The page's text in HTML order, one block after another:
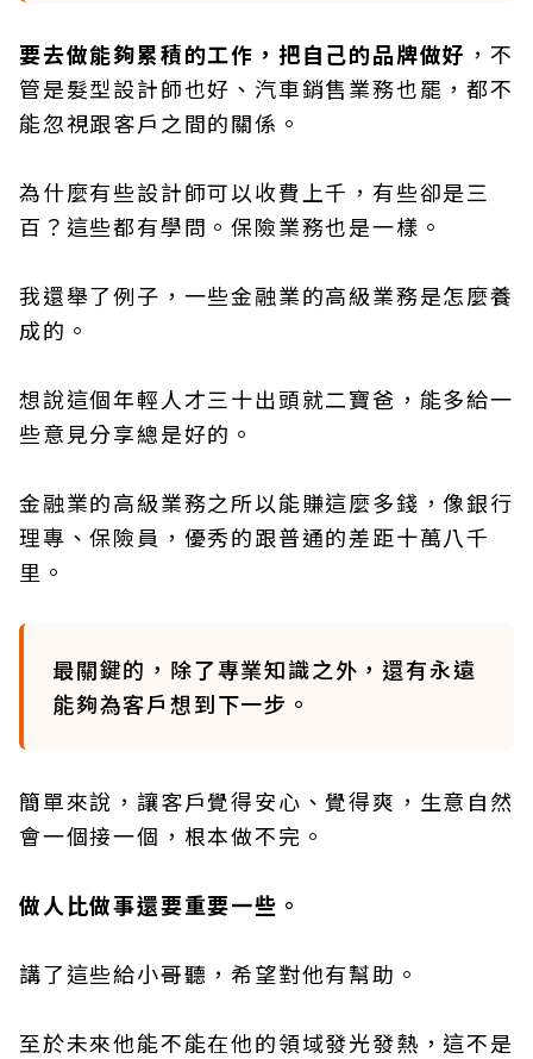
要去做能夠累積的工作，把自己的品牌做好 ，不
管是髮型設計師也好、汽車銷售業務也罷，都不
能忽視跟客戶之間的關係。
為什麼有些設計師可以收費上千，有些卻是三
百？這些都有學問。保險業務也是一樣。
我還舉了例子，一些金融業的高級業務是怎麼養
成的。
想說這個年輕人才三十出頭就二寶爸，能多給一
些意見分享總是好的。
金融業的高級業務之所以能賺這麼多錢，像銀行
理專、保險員，優秀的跟普通的差距十萬八千
里。
最關鍵的，除了專業知識之外，還有永遠
能夠為客戶想到下一步。
簡單來說，讓客戶覺得安心、覺得爽，生意自然
會一個接一個，根本做不完。
做人比做事還要重要一些。
講了這些給小哥聽，希望對他有幫助。
至於未來他能不能在他的領域發光發熱，這不是